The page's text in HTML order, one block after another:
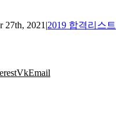
27th, 2021|2019 합격리스트
VkEmail